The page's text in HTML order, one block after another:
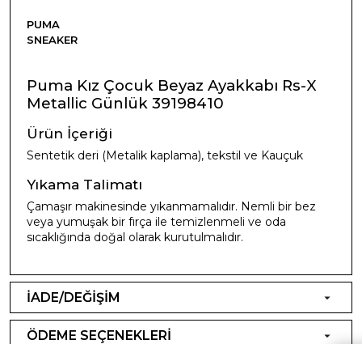
PUMA
SNEAKER
Puma Kız Çocuk Beyaz Ayakkabı Rs-X
Metallic Günlük 39198410
Ürün İçeriği
Sentetik deri (Metalik kaplama), tekstil ve Kauçuk
Yıkama Talimatı
Çamaşır makinesinde yıkanmamalıdır. Nemli bir bez
veya yumuşak bir fırça ile temizlenmeli ve oda
sıcaklığında doğal olarak kurutulmalıdır.
İADE/DEĞİŞİM
ÖDEME SEÇENEKLERİ